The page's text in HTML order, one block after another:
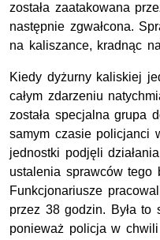
została zaatakowana
następnie zgwałcona.
na kaliszance, kradnąc
Kiedy dyżurny kaliskiej
całym zdarzeniu
została specjalna grupa
samym czasie policjanci
jednostki podjęli
ustalenia sprawców tego
Funkcjonariusze
przez 38 godzin. Była to
ponieważ policja w